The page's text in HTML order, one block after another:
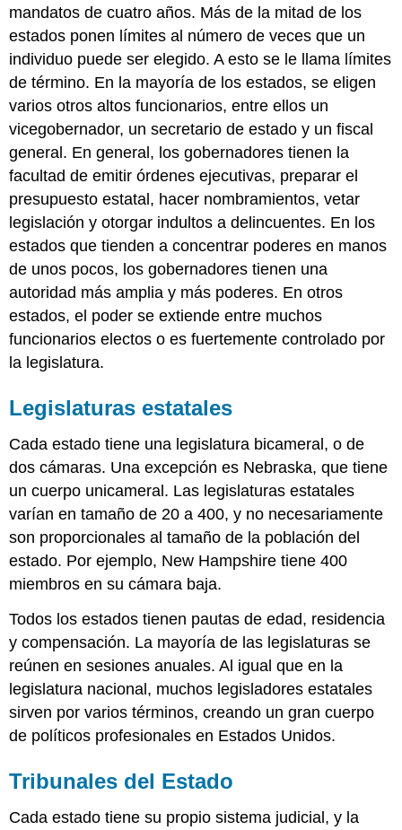
mandatos de cuatro años. Más de la mitad de los
estados ponen límites al número de veces que un
individuo puede ser elegido. A esto se le llama límites
de término. En la mayoría de los estados, se eligen
varios otros altos funcionarios, entre ellos un
vicegobernador, un secretario de estado y un fiscal
general. En general, los gobernadores tienen la
facultad de emitir órdenes ejecutivas, preparar el
presupuesto estatal, hacer nombramientos, vetar
legislación y otorgar indultos a delincuentes. En los
estados que tienden a concentrar poderes en manos
de unos pocos, los gobernadores tienen una
autoridad más amplia y más poderes. En otros
estados, el poder se extiende entre muchos
funcionarios electos o es fuertemente controlado por
la legislatura.
Legislaturas estatales
Cada estado tiene una legislatura bicameral, o de
dos cámaras. Una excepción es Nebraska, que tiene
un cuerpo unicameral. Las legislaturas estatales
varían en tamaño de 20 a 400, y no necesariamente
son proporcionales al tamaño de la población del
estado. Por ejemplo, New Hampshire tiene 400
miembros en su cámara baja.
Todos los estados tienen pautas de edad, residencia
y compensación. La mayoría de las legislaturas se
reúnen en sesiones anuales. Al igual que en la
legislatura nacional, muchos legisladores estatales
sirven por varios términos, creando un gran cuerpo
de políticos profesionales en Estados Unidos.
Tribunales del Estado
Cada estado tiene su propio sistema judicial, y la